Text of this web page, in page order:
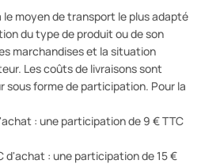
moyen de transport le plus adapté
du type de produit ou de son
marchandises et la situation
Les coûts de livraisons sont
sous forme de participation. Pour la
: une participation de 9 € TTC
d'achat : une participation de 15 €